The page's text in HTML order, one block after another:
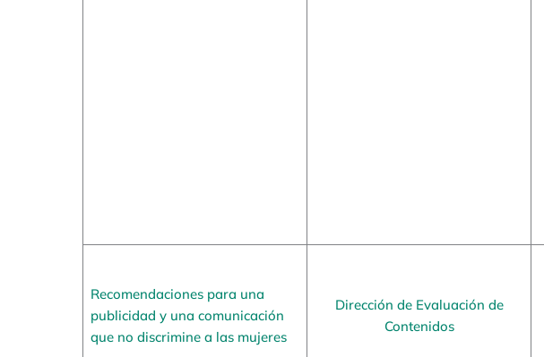
Recomendaciones para una
publicidad y una comunicación
que no discrimine a las mujeres
Dirección de Evaluación de
Contenidos